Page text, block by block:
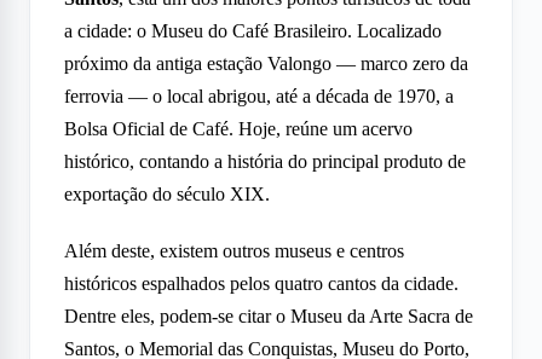
a cidade: o Museu do Café Brasileiro. Localizado
próximo da antiga estação Valongo — marco zero da
ferrovia — o local abrigou, até a década de 1970, a
Bolsa Oficial de Café. Hoje, reúne um acervo
histórico, contando a história do principal produto de
exportação do século XIX.
Além deste, existem outros museus e centros
históricos espalhados pelos quatro cantos da cidade.
Dentre eles, podem-se citar o Museu da Arte Sacra de
Santos, o Memorial das Conquistas, Museu do Porto,